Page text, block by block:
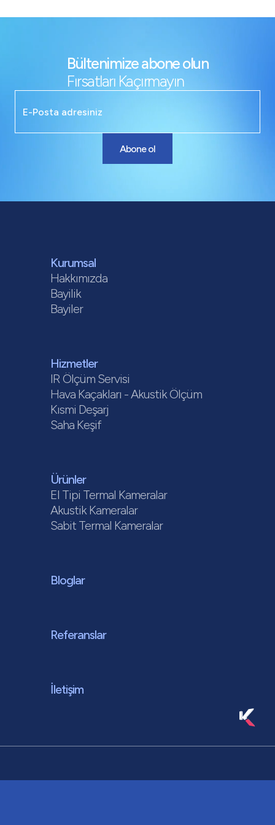
Bültenimize abone olun
Fırsatları Kaçırmayın
Abone ol
Kurumsal
Hakkımızda
Bayilik
Bayiler
Hizmetler
IR Ölçüm Servisi
Hava Kaçakları - Akustik Ölçüm
Kısmi Deşarj
Saha Keşif
Ürünler
El Tipi Termal Kameralar
Akustik Kameralar
Sabit Termal Kameralar
Bloglar
Referanslar
İletişim